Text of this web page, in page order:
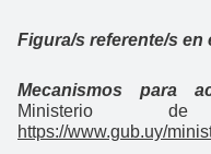
Figura/s referente/s en
Mecanismos para
Ministerio
https://www.gub.uy/